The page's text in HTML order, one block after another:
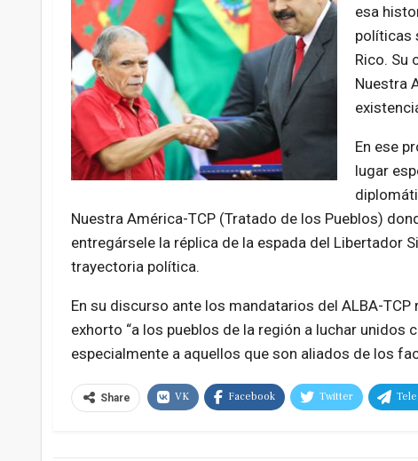
esa
políticas
Rico. Su
Nuestra
En ese
lugar
Nuestra América-TCP (Tratado de los Pueblos)
entregársele la réplica de la espada del
trayectoria política.
En su discurso ante los mandatarios del ALBA-
exhorto “a los pueblos de la región a luchar
especialmente a aquellos que son aliados de los
Share VK Facebook Twitter